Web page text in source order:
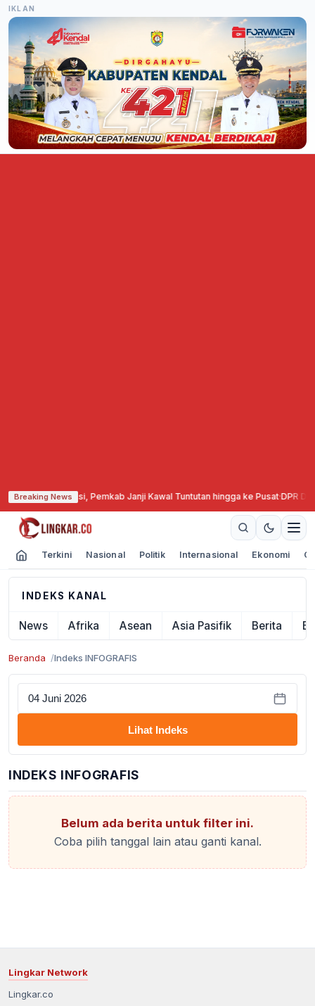
IKLAN
Breaking News
Gelar Aksi, Pemkab Janji Kawal Tuntutan hingga ke Pusat·DPR
Terkini Nasional Politik Internasional Ekonomi
INDEKS KANAL
News Afrika Asean Asia Pasifik Berita
Beranda Indeks INFOGRAFIS
Lihat Indeks
INDEKS INFOGRAFIS
Belum ada berita untuk filter ini.
Coba pilih tanggal lain atau ganti kanal.
Lingkar Network
Lingkar.co